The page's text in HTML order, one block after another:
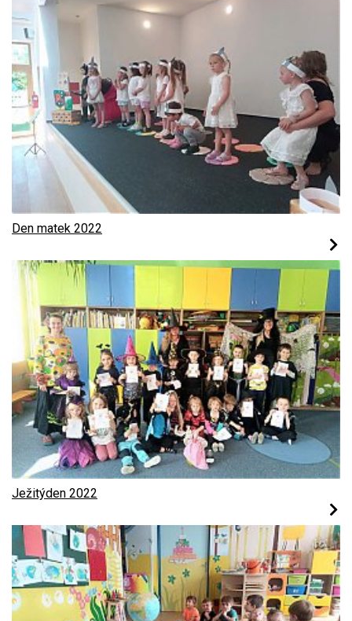
Den matek 2022
Ježitýden 2022